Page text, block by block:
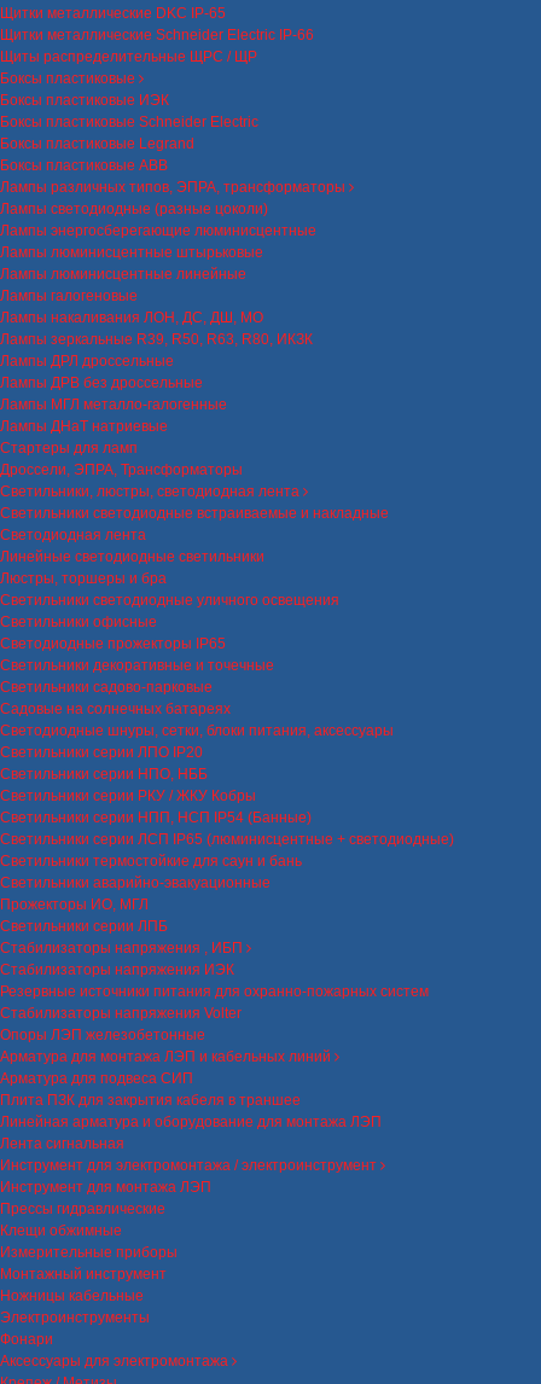
Щитки металлические DKC IP-65
Щитки металлические Schneider Electric IP-66
Щиты распределительные ЩРС / ЩР
Боксы пластиковые
Боксы пластиковые ИЭК
Боксы пластиковые Schneider Electric
Боксы пластиковые Legrand
Боксы пластиковые ABB
Лампы различных типов, ЭПРА, трансформаторы
Лампы светодиодные (разные цоколи)
Лампы энергосберегающие люминисцентные
Лампы люминисцентные штырьковые
Лампы люминисцентные линейные
Лампы галогеновые
Лампы накаливания ЛОН, ДС, ДШ, МО
Лампы зеркальные R39, R50, R63, R80, ИКЗК
Лампы ДРЛ дроссельные
Лампы ДРВ без дроссельные
Лампы МГЛ металло-галогенные
Лампы ДНаТ натриевые
Стартеры для ламп
Дроссели, ЭПРА, Трансформаторы
Светильники, люстры, светодиодная лента
Светильники светодиодные встраиваемые и накладные
Светодиодная лента
Линейные светодиодные светильники
Люстры, торшеры и бра
Светильники светодиодные уличного освещения
Светильники офисные
Светодиодные прожекторы IP65
Светильники декоративные и точечные
Светильники садово-парковые
Садовые на солнечных батареях
Светодиодные шнуры, сетки, блоки питания, аксессуары
Светильники серии ЛПО IP20
Светильники серии НПО, НББ
Светильники серии РКУ / ЖКУ Кобры
Светильники серии НПП, НСП IP54 (Банные)
Светильники серии ЛСП IP65 (люминисцентные + светодиодные)
Светильники термостойкие для саун и бань
Светильники аварийно-эвакуационные
Прожекторы ИО, МГЛ
Светильники серии ЛПБ
Стабилизаторы напряжения , ИБП
Стабилизаторы напряжения ИЭК
Резервные источники питания для охранно-пожарных систем
Стабилизаторы напряжения Volter
Опоры ЛЭП железобетонные
Арматура для монтажа ЛЭП и кабельных линий
Арматура для подвеса СИП
Плита ПЗК для закрытия кабеля в траншее
Линейная арматура и оборудование для монтажа ЛЭП
Лента сигнальная
Инструмент для электромонтажа / электроинструмент
Инструмент для монтажа ЛЭП
Прессы гидравлические
Клещи обжимные
Измерительные приборы
Монтажный инструмент
Ножницы кабельные
Электроинструменты
Фонари
Аксессуары для электромонтажа